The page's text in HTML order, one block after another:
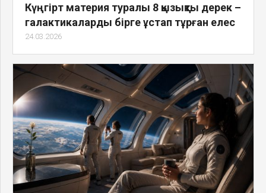
Күңгірт материя туралы 8 қызықты дерек –
галактикаларды бірге ұстап тұрған елес
24.03.2026